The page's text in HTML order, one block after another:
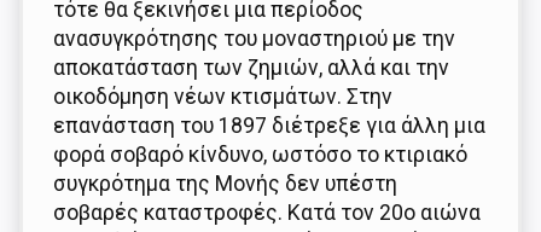
τότε θα ξεκινήσει μια περίοδος
ανασυγκρότησης του μοναστηριού με την
αποκατάσταση των ζημιών, αλλά και την
οικοδόμηση νέων κτισμάτων. Στην
επανάσταση του 1897 διέτρεξε για άλλη μια
φορά σοβαρό κίνδυνο, ωστόσο το κτιριακό
συγκρότημα της Μονής δεν υπέστη
σοβαρές καταστροφές. Κατά τον 20ο αιώνα